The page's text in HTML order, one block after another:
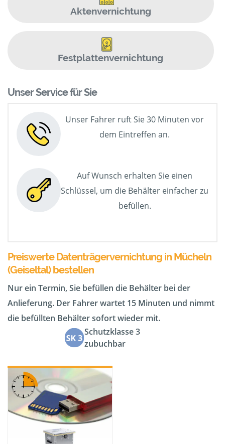
Aktenvernichtung
Festplattenvernichtung
Unser Service für Sie
Unser Fahrer ruft Sie 30 Minuten vor
dem Eintreffen an.
Auf Wunsch erhalten Sie einen
Schlüssel, um die Behälter einfacher zu
befüllen.
Preiswerte Datenträgervernichtung in Mücheln
(Geiseltal) bestellen
Nur ein Termin, Sie befüllen die Behälter bei der
Anlieferung. Der Fahrer wartet 15 Minuten und nimmt
die befüllten Behälter sofort wieder mit.
Schutzklasse 3
zubuchbar